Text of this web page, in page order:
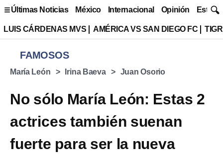
Últimas Noticias México Internacional Opinión Estilo
LUIS CÁRDENAS MVS AMÉRICA VS SAN DIEGO FC
FAMOSOS
María León Irina Baeva Juan Osorio
No sólo María León: Estas 2
actrices también suenan
fuerte para ser la nueva